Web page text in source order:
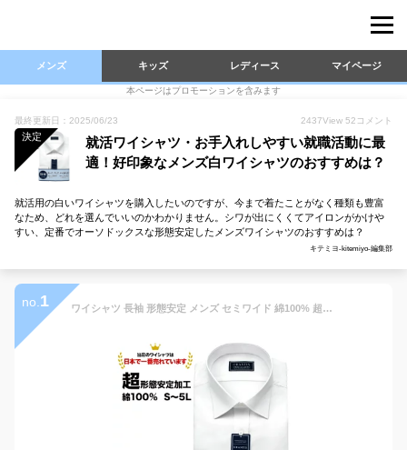
メンズ キッズ レディース マイページ
本ページはプロモーションを含みます
最終更新日：2025/06/23 2437View 52 コメント
決定
就活ワイシャツ・お手入れしやすい就職活動に最
適！好印象なメンズ白ワイシャツのおすすめは？
就活用の白いワイシャツを購入したいのですが、今まで着たことがなく種類も豊富
なため、どれを選んでいいのかわかりません。シワが出にくくてアイロンがかけや
すい、定番でオーソドックスな形態安定したメンズワイシャツのおすすめは？
キテミヨ-kitemiyo-編集部
no. 1 ワイシャツ 長袖 形態安定 メンズ セミワイド 綿100% 超形態安定 ノーアイロン シャツ 白シャツ リクルート 就活 冠婚葬祭 ORANTIS オランティス 新生活 【review】